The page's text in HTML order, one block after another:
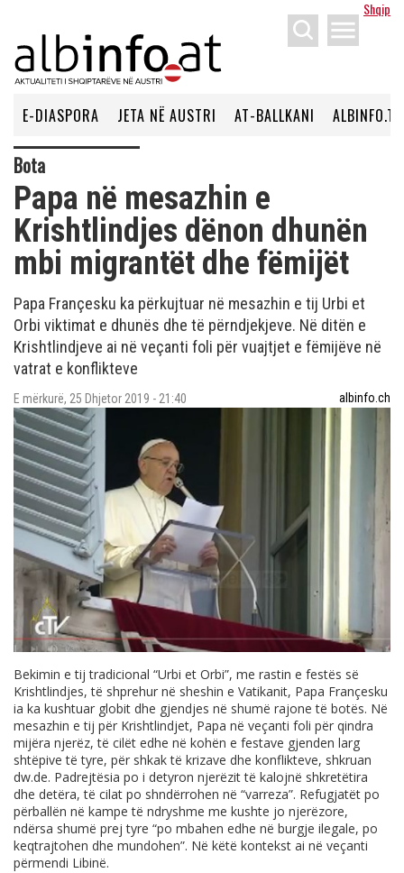
Shqip
menu
E-DIASPORA JETA NË AUSTRI AT-BALLKANI ALBINFO.TV
Bota
Papa në mesazhin e
Krishtlindjes dënon dhunën
mbi migrantët dhe fëmijët
Papa Françesku ka përkujtuar në mesazhin e tij Urbi et
Orbi viktimat e dhunës dhe të përndjekjeve. Në ditën e
Krishtlindjeve ai në veçanti foli për vuajtjet e fëmijëve në
vatrat e konflikteve
E mërkurë, 25 Dhjetor 2019 - 21:40 albinfo.ch
Bekimin e tij tradicional “Urbi et Orbi”, me rastin e festës së
Krishtlindjes, të shprehur në sheshin e Vatikanit, Papa Françesku
ia ka kushtuar globit dhe gjendjes në shumë rajone të botës. Në
mesazhin e tij për Krishtlindjet, Papa në veçanti foli për qindra
mijëra njerëz, të cilët edhe në kohën e festave gjenden larg
shtëpive të tyre, për shkak të krizave dhe konflikteve, shkruan
dw.de. Padrejtësia po i detyron njerëzit të kalojnë shkretëtira
dhe detëra, të cilat po shndërrohen në “varreza”. Refugjatët po
përballën në kampe të ndryshme me kushte jo njerëzore,
ndërsa shumë prej tyre “po mbahen edhe në burgje ilegale, po
keqtrajtohen dhe mundohen”. Në këtë kontekst ai në veçanti
përmendi Libinë.